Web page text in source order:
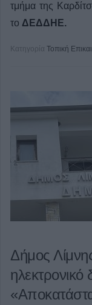
τμήμα της
το ΔΕΔΔΗΕ.
Κατηγορία Τοπική
Δήμος
ηλεκτρονικό